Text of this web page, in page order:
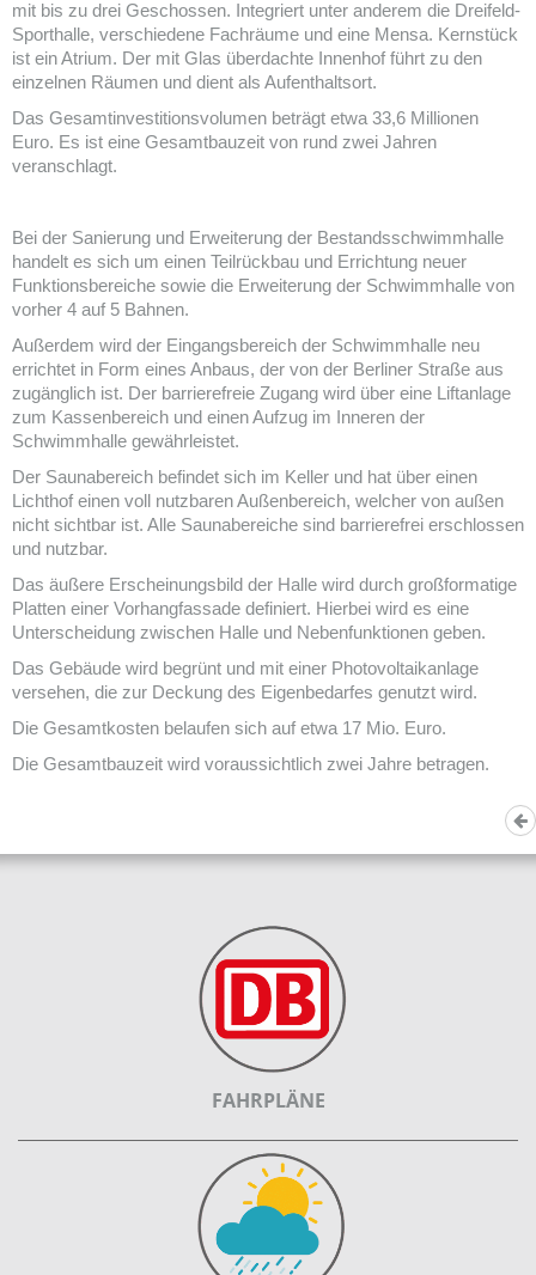
mit bis zu drei Geschossen. Integriert unter anderem die Dreifeld-
Sporthalle, verschiedene Fachräume und eine Mensa. Kernstück
ist ein Atrium. Der mit Glas überdachte Innenhof führt zu den
einzelnen Räumen und dient als Aufenthaltsort.
Das Gesamtinvestitionsvolumen beträgt etwa 33,6 Millionen
Euro. Es ist eine Gesamtbauzeit von rund zwei Jahren
veranschlagt.
Bei der Sanierung und Erweiterung der Bestandsschwimmhalle
handelt es sich um einen Teilrückbau und Errichtung neuer
Funktionsbereiche sowie die Erweiterung der Schwimmhalle von
vorher 4 auf 5 Bahnen.
Außerdem wird der Eingangsbereich der Schwimmhalle neu
errichtet in Form eines Anbaus, der von der Berliner Straße aus
zugänglich ist. Der barrierefreie Zugang wird über eine Liftanlage
zum Kassenbereich und einen Aufzug im Inneren der
Schwimmhalle gewährleistet.
Der Saunabereich befindet sich im Keller und hat über einen
Lichthof einen voll nutzbaren Außenbereich, welcher von außen
nicht sichtbar ist. Alle Saunabereiche sind barrierefrei erschlossen
und nutzbar.
Das äußere Erscheinungsbild der Halle wird durch großformatige
Platten einer Vorhangfassade definiert. Hierbei wird es eine
Unterscheidung zwischen Halle und Nebenfunktionen geben.
Das Gebäude wird begrünt und mit einer Photovoltaikanlage
versehen, die zur Deckung des Eigenbedarfes genutzt wird.
Die Gesamtkosten belaufen sich auf etwa 17 Mio. Euro.
Die Gesamtbauzeit wird voraussichtlich zwei Jahre betragen.
FAHRPLÄNE